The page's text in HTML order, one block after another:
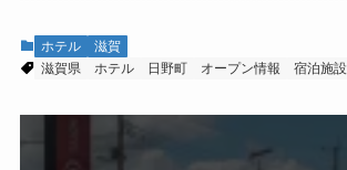
ホテル
滋賀
滋賀県
ホテル 日野町 オープン情報 宿泊施設